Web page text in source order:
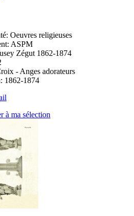
Oeuvres religieuses
ASPM
Zégut 1862-1874
- Anges adorateurs
1862-1874
à ma sélection